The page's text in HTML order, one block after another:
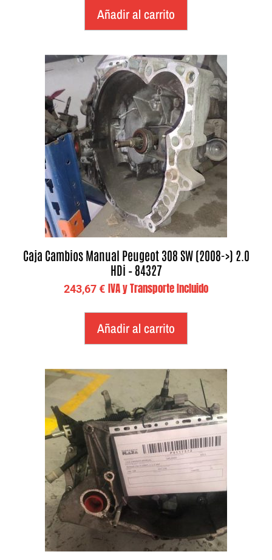
Añadir al carrito
Caja Cambios Manual Peugeot 308 SW (2008->) 2.0
HDi – 84327
243,67€ IVA y Transporte Incluido
Añadir al carrito